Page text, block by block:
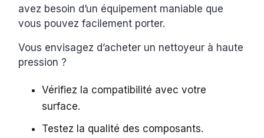
avez besoin d’un équipement maniable que
vous pouvez facilement porter.
Vous envisagez d’acheter un nettoyeur à haute
pression ?
Vérifiez la compatibilité avec votre
surface.
Testez la qualité des composants.